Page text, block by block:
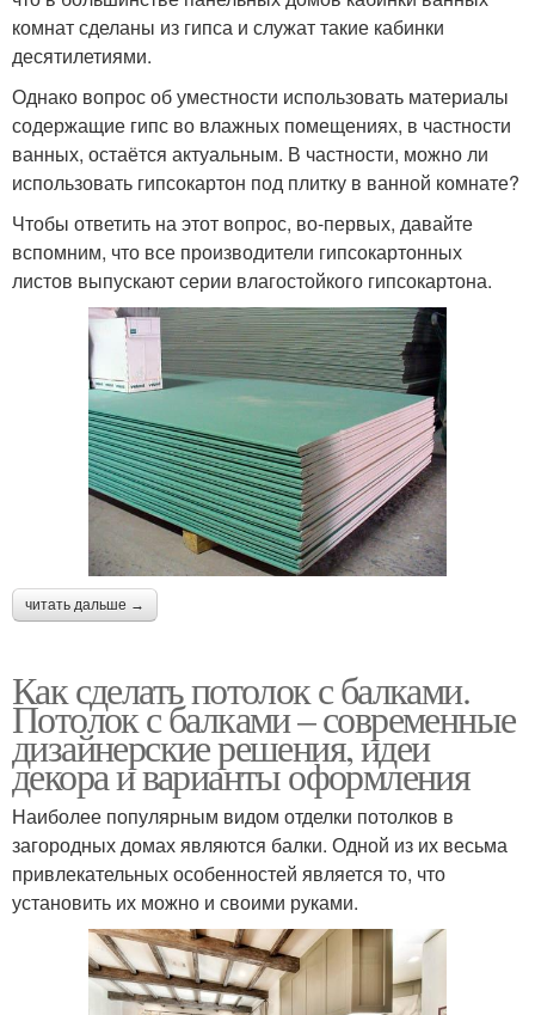
комнат сделаны из гипса и служат такие кабинки
десятилетиями.
Однако вопрос об уместности использовать материалы
содержащие гипс во влажных помещениях, в частности
ванных, остаётся актуальным. В частности, можно ли
использовать гипсокартон под плитку в ванной комнате?
Чтобы ответить на этот вопрос, во-первых, давайте
вспомним, что все производители гипсокартонных
листов выпускают серии влагостойкого гипсокартона.
читать дальше →
Как сделать потолок с балками.
Потолок с балками – современные
дизайнерские решения, идеи
декора и варианты оформления
Наиболее популярным видом отделки потолков в
загородных домах являются балки. Одной из их весьма
привлекательных особенностей является то, что
установить их можно и своими руками.